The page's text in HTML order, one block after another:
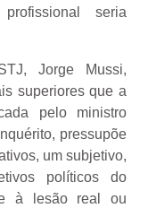
seria
Jorge Mussi,
superiores que a
pelo ministro
pressupõe
um subjetivo,
políticos do
à lesão real ou